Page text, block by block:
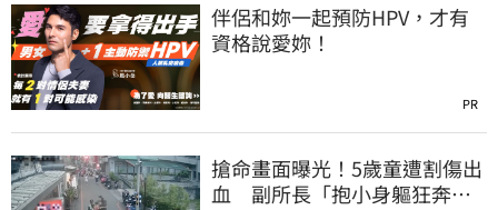
伴侶和妳一起預防HPV，才有
資格說愛妳！
PR
搶命畫面曝光！5歲童遭割傷出
血 副所長「抱小身軀狂奔百